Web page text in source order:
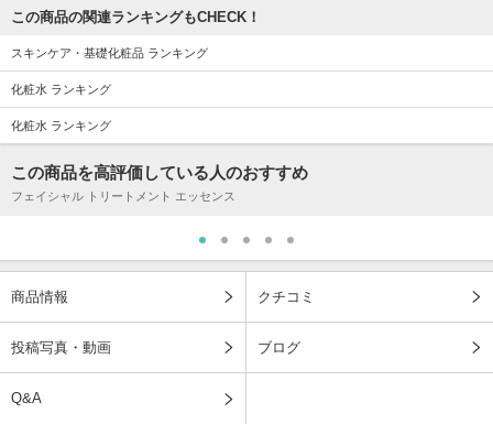
この商品の関連ランキングもCHECK！
スキンケア・基礎化粧品 ランキング
化粧水 ランキング
化粧水 ランキング
この商品を高評価している人のおすすめ
フェイシャル トリートメント エッセンス
商品情報 クチコミ
投稿写真・動画 ブログ
Q&A